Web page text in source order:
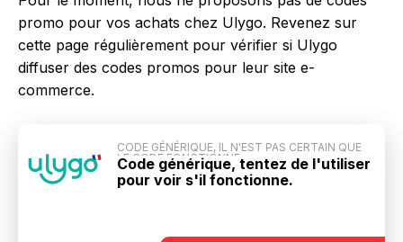
promo pour vos achats chez Ulygo. Revenez sur
cette page régulièrement pour vérifier si Ulygo
diffuser des codes promos pour leur site e-
commerce.
CODE GÉNÉRIQUE, IL N'EST PAS CERTAIN QUE
LE CODE FONCTIONNE
Code générique, tentez de l'utiliser
pour voir s'il fonctionne.